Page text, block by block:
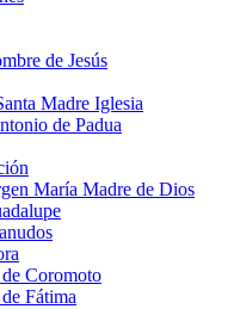
de Jesús
Madre Iglesia
de Padua
María Madre de Dios
Coromoto
Fátima